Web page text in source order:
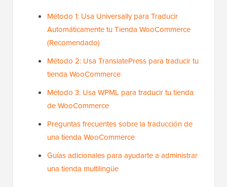
Método 1: Usa Universally para Traducir
Automáticamente tu Tienda WooCommerce
(Recomendado)
Método 2: Usa TranslatePress para traducir tu
tienda WooCommerce
Método 3: Usa WPML para traducir tu tienda
de WooCommerce
Preguntas frecuentes sobre la traducción de
una tienda WooCommerce
Guías adicionales para ayudarte a administrar
una tienda multilingüe